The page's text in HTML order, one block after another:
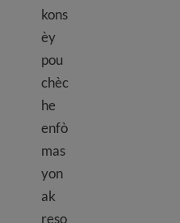
kons
èy
pou
chèc
he
enfò
mas
yon
ak
reso